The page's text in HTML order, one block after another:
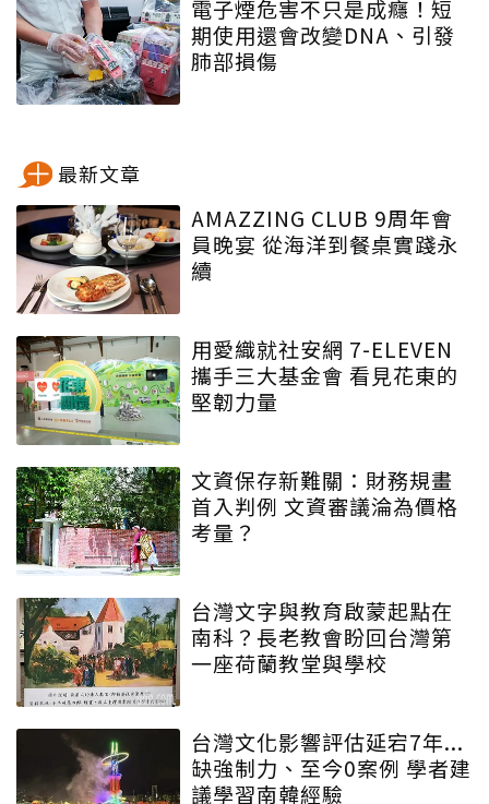
電子煙危害不只是成癮！短
期使用還會改變DNA、引發
肺部損傷
最新文章
AMAZZING CLUB 9周年會
員晚宴 從海洋到餐桌實踐永
續
用愛織就社安網 7-ELEVEN
攜手三大基金會 看見花東的
堅韌力量
文資保存新難關：財務規畫
首入判例 文資審議淪為價格
考量？
台灣文字與教育啟蒙起點在
南科？長老教會盼回台灣第
一座荷蘭教堂與學校
台灣文化影響評估延宕7年...
缺強制力、至今0案例 學者建
議學習南韓經驗